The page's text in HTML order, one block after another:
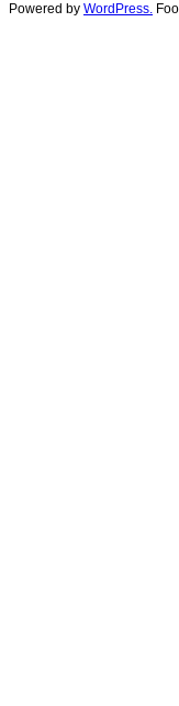
Powered by WordPress.